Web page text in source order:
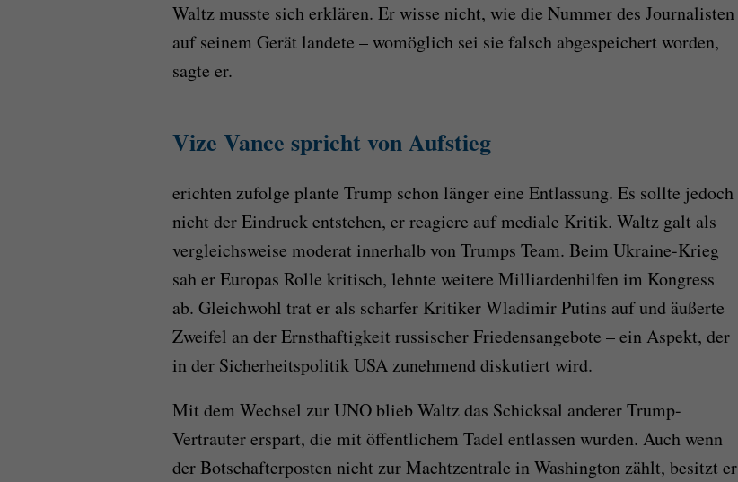
Waltz musste sich erklären. Er wisse nicht, wie die Nummer des Journalisten
auf seinem Gerät landete – womöglich sei sie falsch abgespeichert worden,
sagte er.
Vize Vance spricht von Aufstieg
erichten zufolge plante Trump schon länger eine Entlassung. Es sollte jedoch
nicht der Eindruck entstehen, er reagiere auf mediale Kritik. Waltz galt als
vergleichsweise moderat innerhalb von Trumps Team. Beim Ukraine-Krieg
sah er Europas Rolle kritisch, lehnte weitere Milliardenhilfen im Kongress
ab. Gleichwohl trat er als scharfer Kritiker Wladimir Putins auf und äußerte
Zweifel an der Ernsthaftigkeit russischer Friedensangebote – ein Aspekt, der
in der Sicherheitspolitik USA zunehmend diskutiert wird.
Mit dem Wechsel zur UNO blieb Waltz das Schicksal anderer Trump-
Vertrauter erspart, die mit öffentlichem Tadel entlassen wurden. Auch wenn
der Botschafterposten nicht zur Machtzentrale in Washington zählt, besitzt er